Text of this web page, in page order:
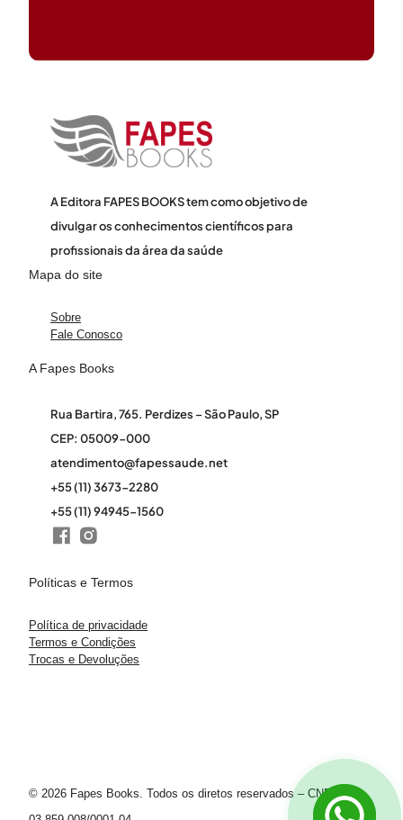
A Editora FAPES BOOKS tem como objetivo de
divulgar os conhecimentos científicos para
profissionais da área da saúde
Mapa do site
Sobre
Fale Conosco
A Fapes Books
Rua Bartira, 765. Perdizes – São Paulo, SP
CEP: 05009-000
atendimento@fapessaude.net
+55 (11) 3673-2280
+55 (11) 94945-1560
Políticas e Termos
Política de privacidade
Termos e Condições
Trocas e Devoluções
© 2026 Fapes Books. Todos os diretos reservados – CNPJ